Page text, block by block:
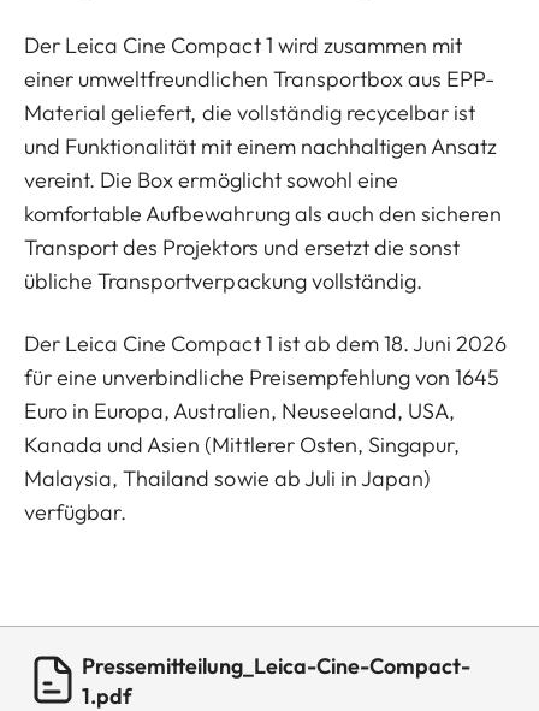
Der Leica Cine Compact 1 wird zusammen mit
einer umweltfreundlichen Transportbox aus EPP-
Material geliefert, die vollständig recycelbar ist
und Funktionalität mit einem nachhaltigen Ansatz
vereint. Die Box ermöglicht sowohl eine
komfortable Aufbewahrung als auch den sicheren
Transport des Projektors und ersetzt die sonst
übliche Transportverpackung vollständig.
Der Leica Cine Compact 1 ist ab dem 18. Juni 2026
für eine unverbindliche Preisempfehlung von 1645
Euro in Europa, Australien, Neuseeland, USA,
Kanada und Asien (Mittlerer Osten, Singapur,
Malaysia, Thailand sowie ab Juli in Japan)
verfügbar.
Pressemitteilung_Leica-Cine-Compact-
1.pdf